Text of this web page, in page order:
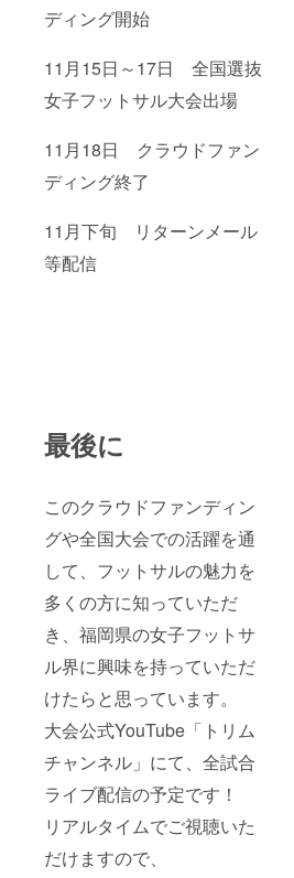
ディング開始
11月15日～17日 全国選抜
女子フットサル大会出場
11月18日 クラウドファン
ディング終了
11月下旬 リターンメール
等配信
最後に
このクラウドファンディン
グや全国大会での活躍を通
して、フットサルの魅力を
多くの方に知っていただ
き、福岡県の女子フットサ
ル界に興味を持っていただ
けたらと思っています。
大会公式YouTube「トリム
チャンネル」にて、全試合
ライブ配信の予定です！
リアルタイムでご視聴いた
だけますので、